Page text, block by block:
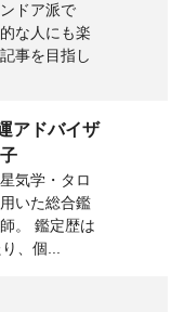
ドア派で
な人にも楽
事を目指し
アドバイザ
気学・タロ
いた総合鑑
。 鑑定歴は
、個...